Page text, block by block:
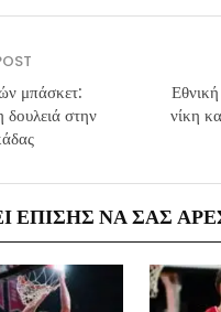
μπάσκετ:
δουλειά στην
νίκη
ΕΠΊΣΗΣ ΝΑ ΣΑΣ